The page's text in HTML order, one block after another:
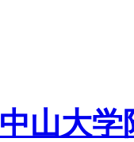
中山大学